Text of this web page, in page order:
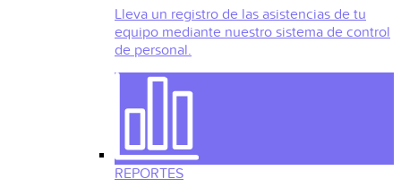
Lleva un registro de las asistencias de tu
equipo mediante nuestro sistema de control
de personal.
REPORTES